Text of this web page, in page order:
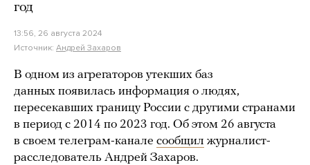
год
13:56, 26 августа 2024
Источник: Андрей Захаров
В одном из агрегаторов утекших баз
данных появилась информация о людях,
пересекавших границу России с другими странами
в период с 2014 по 2023 год. Об этом 26 августа
в своем телеграм-канале сообщил журналист-
расследователь Андрей Захаров.